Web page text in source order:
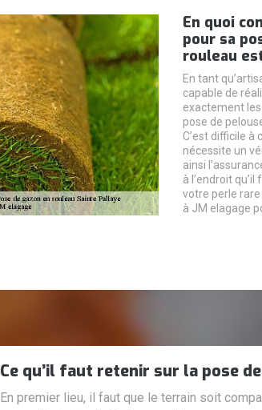
En quoi
pour sa
rouleau
En tant
capable de
exactement
pose de
C’est difficile
nécessite un
ainsi
à l’endroit
votre perle rare
à JM elagage
Ce qu’il faut retenir sur la pose
En premier lieu, il faut que le terrain soit